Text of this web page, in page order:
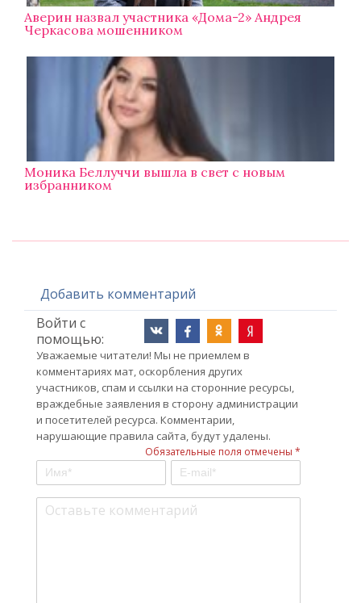
Аверин назвал участника «Дома-2» Андрея
Черкасова мошенником
Моника Беллуччи вышла в свет с новым
избранником
Добавить комментарий
Войти с
помощью:
Уважаемые читатели! Мы не приемлем в
комментариях мат, оскорбления других
участников, спам и ссылки на сторонние ресурсы,
враждебные заявления в сторону администрации
и посетителей ресурса. Комментарии,
нарушающие правила сайта, будут удалены.
Обязательные поля отмечены *